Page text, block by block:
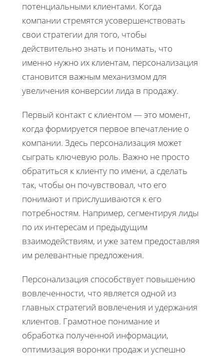
потенциальными клиентами. Когда
компании стремятся усовершенствовать
свои стратегии для того, чтобы
действительно знать и понимать, что
именно нужно их клиентам, персонализация
становится важным механизмом для
увеличения конверсии лида в продажу.
Первый контакт с клиентом — это момент,
когда формируется первое впечатление о
компании. Здесь персонализация может
сыграть ключевую роль. Важно не просто
обратиться к клиенту по имени, а сделать
так, чтобы он почувствовал, что его
понимают и прислушиваются к его
потребностям. Например, сегментируя лиды
по их интересам и предыдущим
взаимодействиям, и уже затем предоставляя
им релевантные предложения.
Персонализация способствует повышению
вовлеченности, что является одной из
главных стратегий вовлечения и удержания
клиентов. Грамотное понимание и
обработка полученной информации,
оптимизация воронки продаж и успешно